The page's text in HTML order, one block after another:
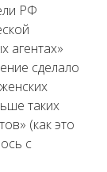
РФ
агентах»
сделало
таких
(как это
с